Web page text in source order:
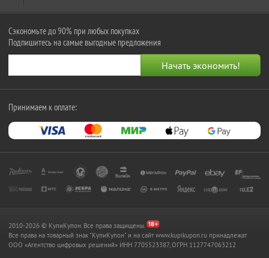
Сэкономьте до 90% при любых покупках
Подпишитесь на самые выгодные предложения
Принимаем к оплате:
2010-2026 © КупиКупон. Все права защищены.
Все права на товарный знак "КупиКупон" и на сайт www.kupikupon.ru принадлежат
OOO «Агентство цифровых решений» ИНН 7705523387, ОГРН 1127747063212